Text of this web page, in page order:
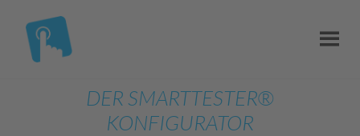
DER SMARTTESTER®
KONFIGURATOR